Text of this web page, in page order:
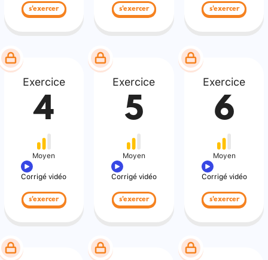
s'exercer s'exercer s'exercer
Exercice
4
Moyen
Corrigé vidéo
s'exercer
Exercice
5
Moyen
Corrigé vidéo
s'exercer
Exercice
6
Moyen
Corrigé vidéo
s'exercer